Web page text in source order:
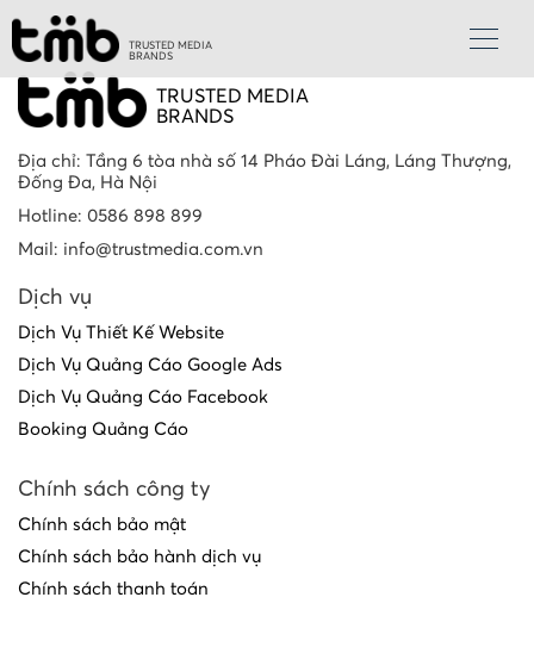
TRUSTED MEDIA
BRANDS
TRUSTED MEDIA
BRANDS
Địa chỉ: Tầng 6 tòa nhà số 14 Pháo Đài Láng, Láng Thượng,
Đống Đa, Hà Nội
Hotline: 0586 898 899
Mail: info@trustmedia.com.vn
Dịch vụ
Dịch Vụ Thiết Kế Website
Dịch Vụ Quảng Cáo Google Ads
Dịch Vụ Quảng Cáo Facebook
Booking Quảng Cáo
Chính sách công ty
Chính sách bảo mật
Chính sách bảo hành dịch vụ
Chính sách thanh toán